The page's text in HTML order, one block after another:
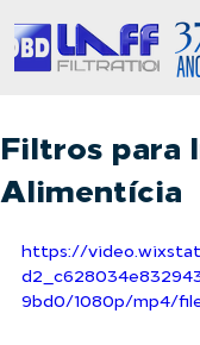
Filtros para
Alimentícia
https://
9bd0/1080p/mp4/